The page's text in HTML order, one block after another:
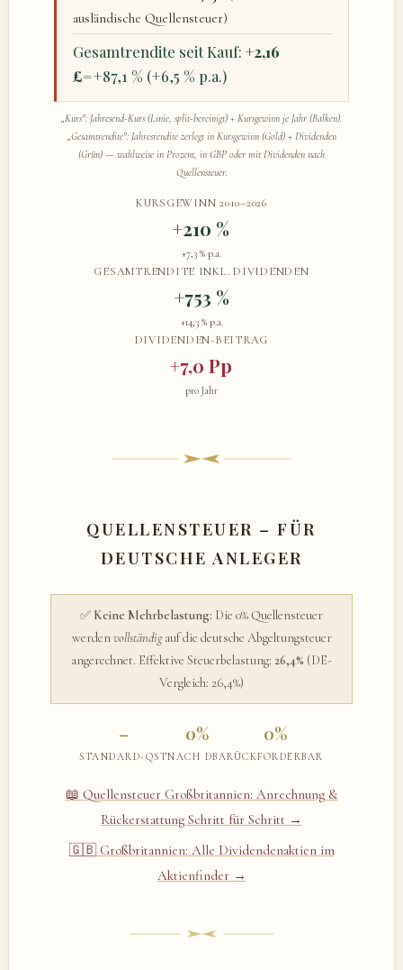
ausländische Quellensteuer)
Gesamtrendite seit Kauf: +2,16
£=+87,1 % (+6,5 % p.a.)
„Kurs": Jahresend-Kurs (Linie, split-bereinigt) + Kursgewinn je Jahr (Balken).
„Gesamtrendite": Jahresrendite zerlegt in Kursgewinn (Gold) + Dividenden
(Grün) — wahlweise in Prozent, in GBP oder mit Dividenden nach
Quellensteuer.
KURSGEWINN 2010–2026
+210 %
+7,3 % p.a.
GESAMTRENDITE INKL. DIVIDENDEN
+753 %
+14,3 % p.a.
DIVIDENDEN-BEITRAG
+7,0 Pp
pro Jahr
QUELLENSTEUER – FÜR
DEUTSCHE ANLEGER
✅ Keine Mehrbelastung: Die 0% Quellensteuer
werdenvollständigauf die deutsche Abgeltungsteuer
angerechnet. Effektive Steuerbelastung: 26,4% (DE-
Vergleich: 26,4%)
–
STANDARD-QST
0%
NACH DBA
0%
RÜCKFORDERBAR
📖 Quellensteuer Großbritannien: Anrechnung &
Rückerstattung Schritt für Schritt →
🇬🇧 Großbritannien: Alle Dividendenaktien im
Aktienfinder →